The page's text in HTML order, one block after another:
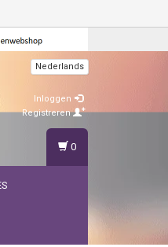
Nederlands
Inloggen
Registreren
0